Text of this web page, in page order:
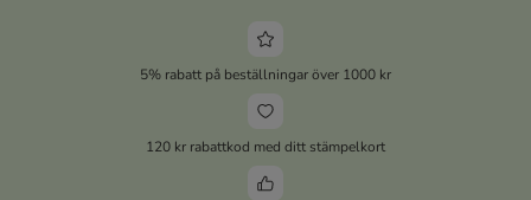
5% rabatt på beställningar över 1000 kr
120 kr rabattkod med ditt stämpelkort